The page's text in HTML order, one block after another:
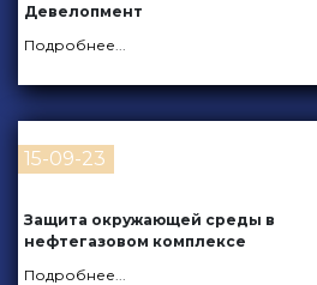
Девелопмент
Подробнее...
15-09-23
Защита окружающей среды в
нефтегазовом комплексе
Подробнее...